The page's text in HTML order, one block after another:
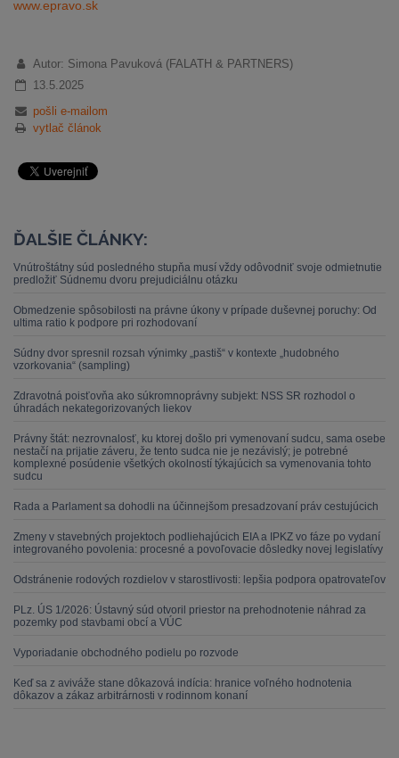
www.epravo.sk
Autor: Simona Pavuková (FALATH & PARTNERS)
13.5.2025
pošli e-mailom
vytlač článok
ĎALŠIE ČLÁNKY:
Vnútroštátny súd posledného stupňa musí vždy odôvodniť svoje odmietnutie
predložiť Súdnemu dvoru prejudiciálnu otázku
Obmedzenie spôsobilosti na právne úkony v prípade duševnej poruchy: Od
ultima ratio k podpore pri rozhodovaní
Súdny dvor spresnil rozsah výnimky „pastiš“ v kontexte „hudobného
vzorkovania“ (sampling)
Zdravotná poisťovňa ako súkromnoprávny subjekt: NSS SR rozhodol o
úhradách nekategorizovaných liekov
Právny štát: nezrovnalosť, ku ktorej došlo pri vymenovaní sudcu, sama osebe
nestačí na prijatie záveru, že tento sudca nie je nezávislý; je potrebné
komplexné posúdenie všetkých okolností týkajúcich sa vymenovania tohto
sudcu
Rada a Parlament sa dohodli na účinnejšom presadzovaní práv cestujúcich
Zmeny v stavebných projektoch podliehajúcich EIA a IPKZ vo fáze po vydaní
integrovaného povolenia: procesné a povoľovacie dôsledky novej legislatívy
Odstránenie rodových rozdielov v starostlivosti: lepšia podpora opatrovateľov
PLz. ÚS 1/2026: Ústavný súd otvoril priestor na prehodnotenie náhrad za
pozemky pod stavbami obcí a VÚC
Vyporiadanie obchodného podielu po rozvode
Keď sa z aviváže stane dôkazová indícia: hranice voľného hodnotenia
dôkazov a zákaz arbitrárnosti v rodinnom konaní